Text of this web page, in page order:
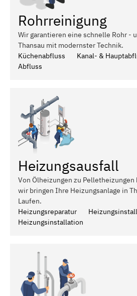
Rohrreinigung
Wir garantieren eine schnelle Rohr -
Thansau mit modernster Technik.
Küchenabfluss
Kanal- &
Abfluss
Heizungsausfall
Von Ölheizungen zu Pelletheizungen
wir bringen Ihre Heizungsanlage in
Laufen.
Heizungsreparatur
Heizungsinstallation